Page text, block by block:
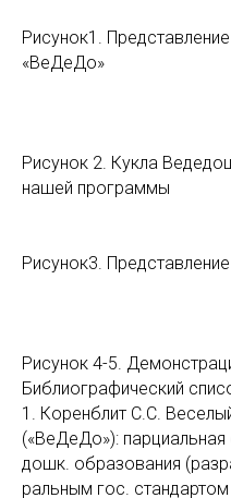
Рисунок1.
«ВеДеДо»
Рисунок 2. Кукла
нашей программы
Рисунок3.
Рисунок 4-5.
Библиографический
1. Коренблит С.С.
(«ВеДеДо»):
дошк. образования
ральным гос.